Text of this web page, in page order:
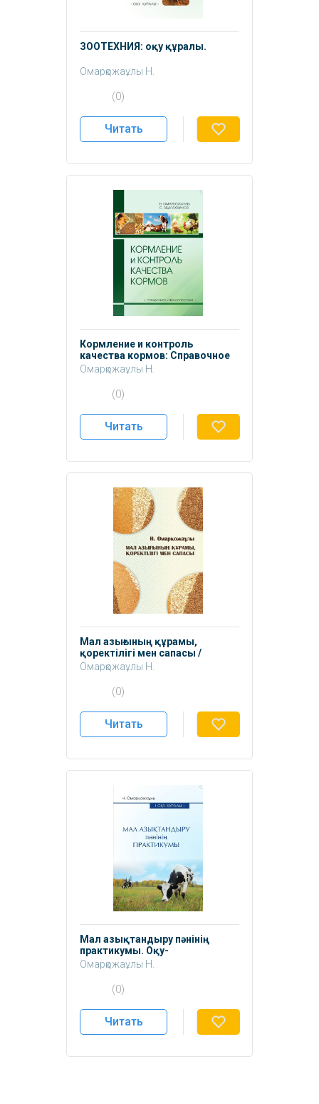
ЗООТЕХНИЯ: оқу құралы.
Омарқожаұлы Н.
(0)
Читать
Кормление и контроль
качества кормов: Справочное
учебноепособие.
Омарқожаұлы Н.
(0)
Читать
Мал азығының құрамы,
қоректілігі мен сапасы /
Оқуқұралы.
Омарқожаұлы Н.
(0)
Читать
Мал азықтандыру пәнінің
практикумы. Оқу-
әдістемелікқұралы
Омарқожаұлы Н.
(0)
Читать